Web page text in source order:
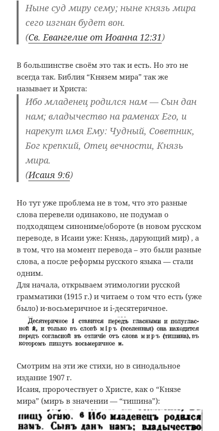
Ныне суд миру сему; ныне князь мира
сего изгнан будет вон.
(Св. Евангелие от Иоанна 12:31)
В большинстве своём это так и есть. Но это не
всегда так. Библия “Князем мира” так же
называет и Христа:
Ибо младенец родился нам — Сын дан
нам; владычество на раменах Его, и
нарекут имя Ему: Чудный, Советник,
Бог крепкий, Отец вечности, Князь
мира.
(Исаия 9:6)
Но тут уже проблема не в том, что это разные
слова перевели одинаково, не подумав о
подходящем синониме/обороте (в новом русском
переводе, в Исаии уже:Князь, дарующий мир) , а
в том, что на момент перевода – это были разные
слова, а после реформы русского языка — стали
одним.
Для начала, открываем этимологии русской
грамматики (1915 г.) и читаем о том что есть (уже
было) и-восьмеричное и і-десятеричное.
Смотрим на эти же стихи, но в синодальное
издание 1907 г.
Исаия, пророчествует о Христе, как о “Князе
мира” (миръ в значении — “тишина”):